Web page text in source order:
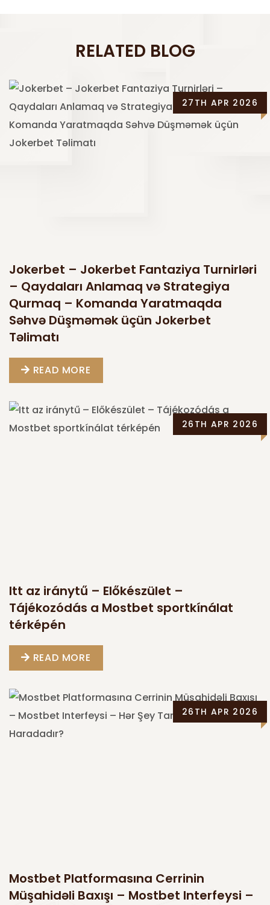
RELATED BLOG
27TH APR 2026
Jokerbet – Jokerbet Fantaziya Turnirləri
– Qaydaları Anlamaq və Strategiya
Qurmaq – Komanda Yaratmaqda
Səhvə Düşməmək üçün Jokerbet
Təlimatı
READ MORE
26TH APR 2026
Itt az iránytű – Előkészület –
Tájékozódás a Mostbet sportkínálat
térképén
READ MORE
26TH APR 2026
Mostbet Platformasına Cerrinin
Müşahidəli Baxışı – Mostbet Interfeysi –